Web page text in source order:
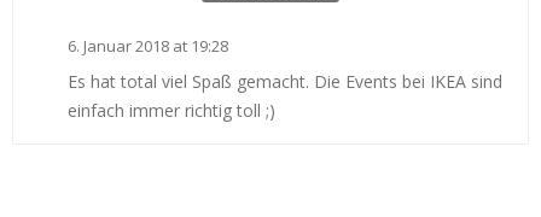
6. Januar 2018 at 19:28
Es hat total viel Spaß gemacht. Die Events bei IKEA sind
einfach immer richtig toll ;)